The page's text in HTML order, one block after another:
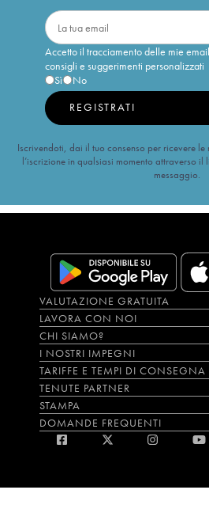
Accetto il tracciamento delle mie
consigli e suggerimenti personalizzati
Sì
No
REGISTRATI
Iscrivendoti, dai il tuo consenso per ricevere le
l’iscrizione in qualsiasi momento attraverso
messaggio.
VALUTAZIONE GRATUITA
LAVORA CON NOI
CHI SIAMO?
I NOSTRI IMPEGNI
TARIFFE E TEMPI DI CONSEGNA
TENUTE PARTNER
STAMPA
DOMANDE FREQUENTI